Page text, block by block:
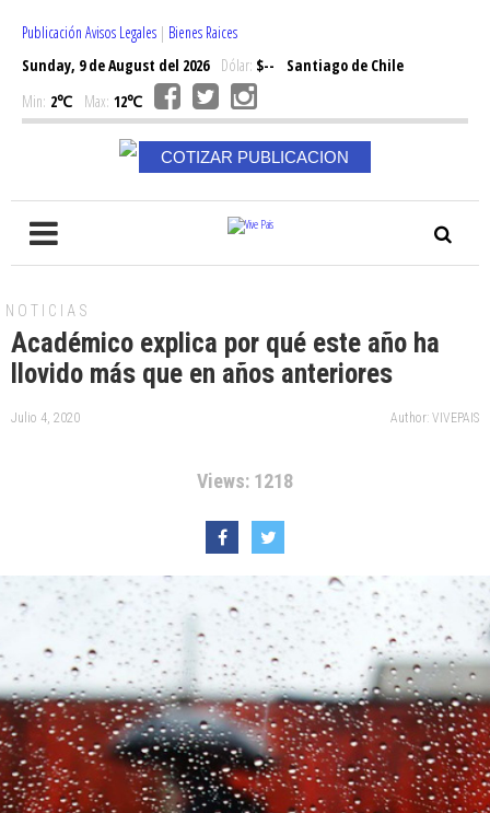
Publicación Avisos Legales | Bienes Raices
Sunday, 9 de August del 2026Dólar: $--
Santiago de Chile
Min: 2℃ Max: 12℃
COTIZAR PUBLICACION
NOTICIAS
Académico explica por qué este año ha
llovido más que en años anteriores
Julio 4, 2020 Author: VIVEPAIS
Views: 1218